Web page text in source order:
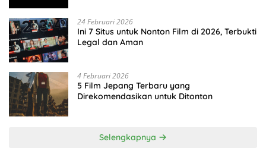
24 Februari 2026
Ini 7 Situs untuk Nonton Film di 2026, Terbukti
Legal dan Aman
4 Februari 2026
5 Film Jepang Terbaru yang
Direkomendasikan untuk Ditonton
Selengkapnya